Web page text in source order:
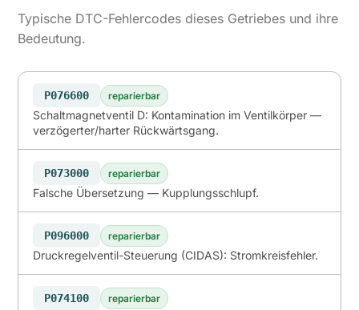
Typische DTC-Fehlercodes dieses Getriebes und ihre
Bedeutung.
P076600
Schaltmagnetventil D: Kontamination im Ventilkörper —
verzögerter/harter Rückwärtsgang.
reparierbar
P073000
Falsche Übersetzung — Kupplungsschlupf.
reparierbar
P096000
Druckregelventil-Steuerung (CIDAS): Stromkreisfehler.
reparierbar
P074100 reparierbar